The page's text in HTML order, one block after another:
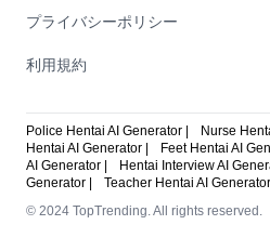
プライバシーポリシー
利用規約
Police Hentai AI Generator | Nurse
Hentai AI Generator |
Feet Hentai AI
AI Generator |
Hentai Interview AI
Generator |
Teacher Hentai AI Generator
© 2024 TopTrending. All rights reserved.